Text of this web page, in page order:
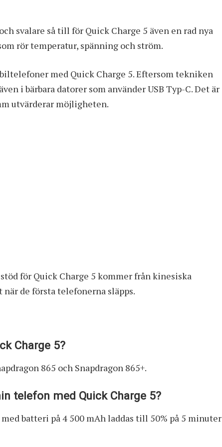
svalare så till för Quick Charge 5 även en rad nya
rör temperatur, spänning och ström.
med Quick Charge 5. Eftersom tekniken
i bärbara datorer som använder USB Typ-C. Det är
utvärderar möjligheten.
för Quick Charge 5 kommer från kinesiska
de första telefonerna släpps.
Charge 5?
865 och Snapdragon 865+.
telefon med Quick Charge 5?
batteri på 4 500 mAh laddas till 50% på 5 minuter